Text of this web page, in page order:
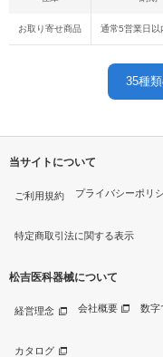
お取り寄せ商品 通常5営業日以
35種
当サイトについて
ご利用規約 プライバシーポリ
特定商取引法に関する表示
松吉医科器械について
経営理念 会社概要 数字
カタログ